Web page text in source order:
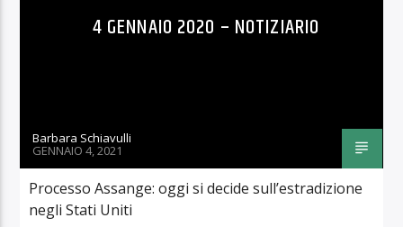
4 GENNAIO 2020 – NOTIZIARIO
Barbara Schiavulli
GENNAIO 4, 2021
Processo Assange: oggi si decide sull’estradizione
negli Stati Uniti